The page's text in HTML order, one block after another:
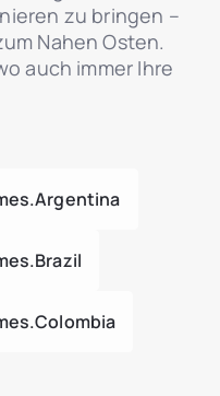
zu bringen –
Nahen Osten.
auch immer Ihre